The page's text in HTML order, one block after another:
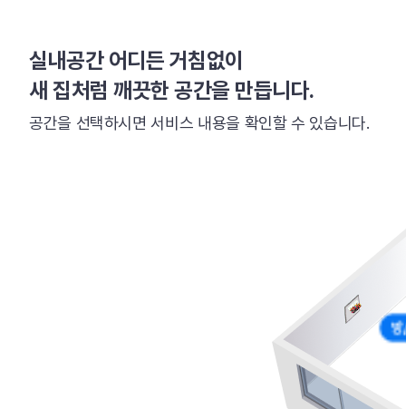
실내공간 어디든 거침없이
새 집처럼 깨끗한 공간을 만듭니다.
공간을 선택하시면 서비스 내용을 확인할 수 있습니다.